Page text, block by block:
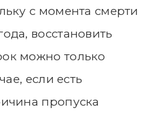
с момента смерти
восстановить
можно только
если есть
пропуска